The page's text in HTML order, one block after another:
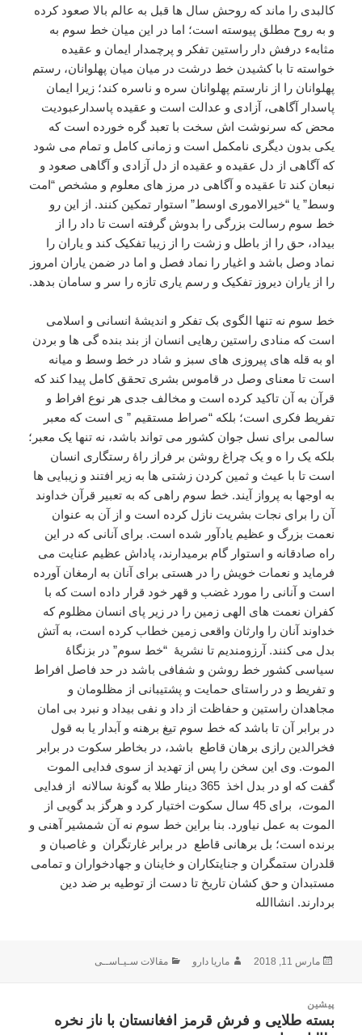
کالبدی را ماند که روحش سال ها قبل به عالم بالا صعود کرده
و به روح مطلق پیوسته است؛ اما در این میان خط سوم به
مثابهء درفش دار راستین تفکر و پرچمدار ایمان و عقیده
خواسته تا با کشیدن خط درشت در میان میان پهلوانان، رستم
پهلوانان را از نارستم پهلوانان سره و ناسره کند؛ زیرا ایمان
پاسدار آگاهی، آزادی و عدالت است و عقیده پاسدارعبودیت
محض که سرنوشت اش سخت با تعبد گره خورده است که
یکی بدون دیگری نامکمل است و زمانی کامل و تمام می شود
که آگاهی از دل عقیده و عقیده از دل آزادی و آگاهی صعود و
نبعان کند تا عقیده و آگاهی در مرز های معلوم و مشخص “امت
وسط” یا“خیرالاموری اوسط” استوار تمکین کنند. از این رو
خط سوم رسالت بزرگی را بدوش گرفته است تا داد را از
بیداد، حق را از باطل و زشت را از زیبا تفکیک کند و یاران را
نماد وصل باشد و اغیار را نماد فصل و اما در ضمن یاران امروز
را از یاران دیروز تفکیک و رسم یاری تازه را سر و سامان بدهد.
خط سوم نه تنها الگوی بک تفکر و اندیشۀ انسانی و اسلامی
است که منادی راستین رهایی انسان از بند بنده گی ها و بردن
او به قله های پیروزی های سبز و شاد در خط وسط و میانه
است تا معنای وصل در قاموس بشری تحقق کامل پیدا کند که
قرآن به آن تاکید کرده است و مخالف جدی هر نوع افراط و
تفریط فکری است؛ بلکه “صراط مستقیم ” ی است که معبر
سالمی برای نسل جوان کشور می تواند باشد، نه تنها یک معبر؛
بلکه یک را ه و یک چراغ روشن بر فراز راۀ رستگاری انسان
است تا با عیث و ثمین کردن زشتی ها به زیر افتند و زیبایی ها
به اوجها به پرواز آیند. خط سوم راهی که به تعبیر قرآن خداوند
آن را برای نجات بشریت نازل کرده است و از آن به عنوان
نعمت بزرگ و عظیم یادآور شده است. برای آنانی که در این
راه صادقانه و استوار گام برمیدارند، پاداش عظیم عنایت می
فرماید و نعمات خویش را در هستی برای آنان به ارمغان آورده
است و آنانی را مورد غضب و قهر خود قرار داده است که با
کفران نعمت های الهی زمین را در زیر پای انسان مظلوم که
خداوند آنان را وارثان واقعی زمین خطاب کرده است، به آتش
بدل می کنند. آرزومندیم تا نشریۀ “خط سوم” در بزنگاۀ
سیاسی کشور خط روشن و شفافی باشد در حد فاصل افراط
و تفریط و در راستای حمایت و پشتیبانی از مظلومان و
مجاهدان راستین و حفاظت از داد و نفی بیداد و نبرد بی امان
در برابر آن تا باشد که خط سوم تیغ برهنه و آبدار یا به قول
فخرالدین رازی برهان قاطع باشد، در بخاطر سکوت در برابر
الموت. وی این سخن را پس از تهدید از سوی فدایی الموت
گفت که او در بدل اخذ 365 دینار طلا به گونۀ سالانه
از فدایی
الموت،
برای 45 سال سکوت اختیار کرد و هرگز بد گویی از
الموت به عمل نیاورد. بنا براین خط سوم نه آن شمشیر آهنی و
برنده است؛ بل برهانی قاطع در برابر غارتگران و غاصبان و
قلدران ستمگران و جنایتکاران و خاینان و جهادخواران و تمامی
مستبدان و حق کشان تاریخ تا دست از توطیه بر ضد دین
بردارند. انشاالله
ارسال
مارس 11, 2018 نویسنده
ماریا دارو دسته‌ها
مقالات سـیـاســی
نوشتهپیشین
نوشته
بسته طلایی و فرش قرمز افغانستان با ناز نخره